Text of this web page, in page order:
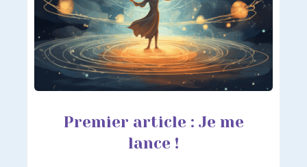
Premier article : Je me
lance !